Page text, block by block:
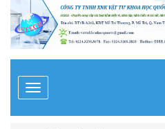
Toggle
navigation